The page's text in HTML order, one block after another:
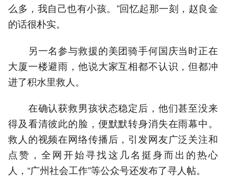
么多，我自己也有小孩。”回忆起那一刻，赵良金
的话很朴实。
另一名参与救援的美团骑手何国庆当时正在
大厦一楼避雨，他说大家互相都不认识，但都冲
进了积水里救人。
在确认获救男孩状态稳定后，他们甚至没来
得及看清彼此的脸，便默默转身消失在雨幕中。
救人的视频在网络传播后，引发网友广泛关注和
点赞，全网开始寻找这几名挺身而出的热心
人，“广州社会工作”等公众号还发布了寻人帖。